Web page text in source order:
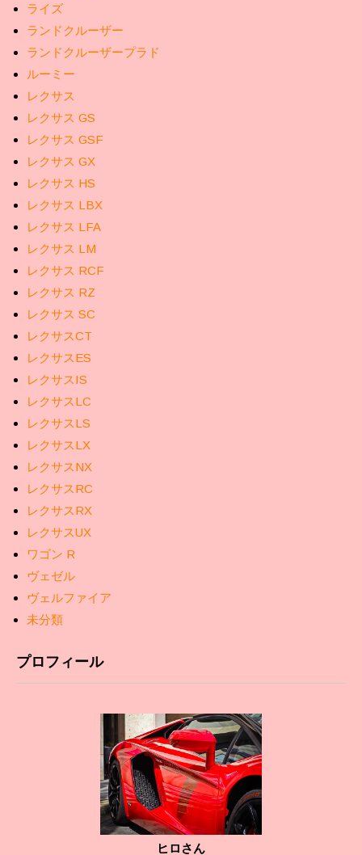
ライズ
ランドクルーザー
ランドクルーザープラド
ルーミー
レクサス
レクサス GS
レクサス GSF
レクサス GX
レクサス HS
レクサス LBX
レクサス LFA
レクサス LM
レクサス RCF
レクサス RZ
レクサス SC
レクサスCT
レクサスES
レクサスIS
レクサスLC
レクサスLS
レクサスLX
レクサスNX
レクサスRC
レクサスRX
レクサスUX
ワゴン R
ヴェゼル
ヴェルファイア
未分類
プロフィール
ヒロさん